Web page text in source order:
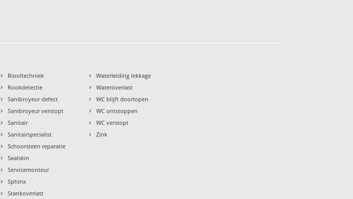
› Riooltechniek
› Rookdetectie
› Sanibroyeur defect
› Sanibroyeur verstopt
› Sanitair
› Sanitairspecialist
› Schoorsteen reparatie
› Sealskin
› Servicemonteur
› Sphinx
› Stankoverlast
› Waterleiding lekkage
› Wateroverlast
› WC blijft doorlopen
› WC ontstoppen
› WC verstopt
› Zink